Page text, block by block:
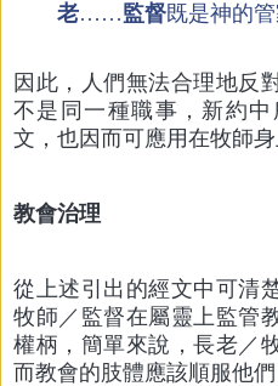
老……監督既是神的
因此，人們無法合理地反
不是同一種職事，新約
文，也因而可應用在牧師身
教會治理
從上述引出的經文中可清
牧師／監督在屬靈上監管
權柄，簡單來說，長老／
而教會的肢體應該順服他們